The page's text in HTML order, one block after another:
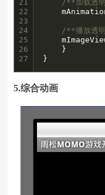
21
22
23
24
25
26
27
/**加载透
/**播放透
	mImageView.startAnimation(mAnimation);
    }
}
5.综合动画